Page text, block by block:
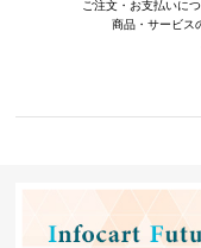
ご注文・お支払いに
商品・サービス